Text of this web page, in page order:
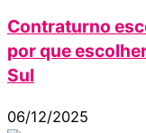
Contraturno
por que
Sul
06/12/2025